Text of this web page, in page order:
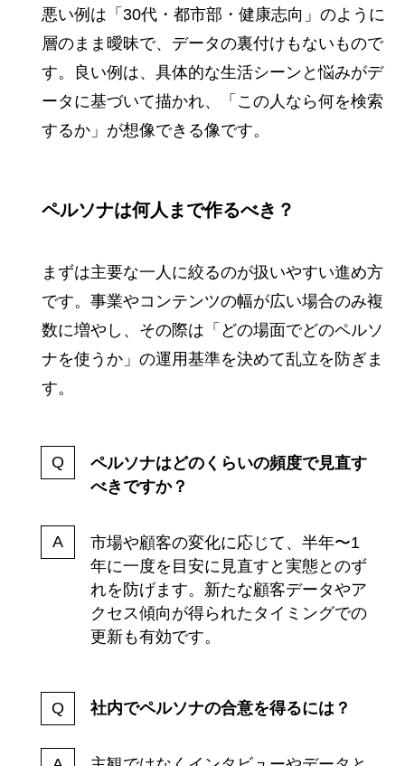
悪い例は「30代・都市部・健康志向」のように
層のまま曖昧で、データの裏付けもないもので
す。良い例は、具体的な生活シーンと悩みがデ
ータに基づいて描かれ、「この人なら何を検索
するか」が想像できる像です。
ペルソナは何人まで作るべき？
まずは主要な一人に絞るのが扱いやすい進め方
です。事業やコンテンツの幅が広い場合のみ複
数に増やし、その際は「どの場面でどのペルソ
ナを使うか」の運用基準を決めて乱立を防ぎま
す。
ペルソナはどのくらいの頻度で見直す
べきですか？
市場や顧客の変化に応じて、半年〜1
年に一度を目安に見直すと実態とのず
れを防げます。新たな顧客データやア
クセス傾向が得られたタイミングでの
更新も有効です。
社内でペルソナの合意を得るには？